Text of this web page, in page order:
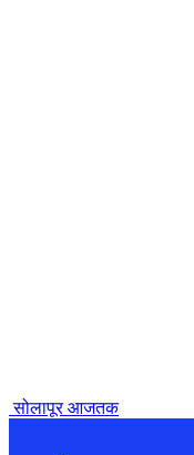
सोलापूर आजतक